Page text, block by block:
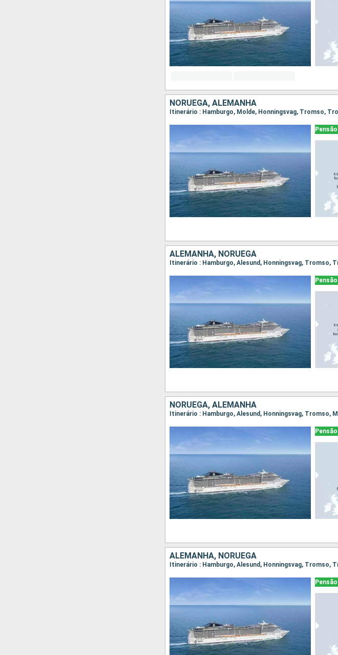
NORUEGA, ALEMANHA
Itinerário : Hamburgo, Molde, Honningsvag, Tromso,
ALEMANHA, NORUEGA
NORUEGA, ALEMANHA
Itinerário : Hamburgo, Alesund, Honningsvag, Tromso,
ALEMANHA, NORUEGA
Itinerário : Hamburgo, Alesund, Honningsvag, Tromso,